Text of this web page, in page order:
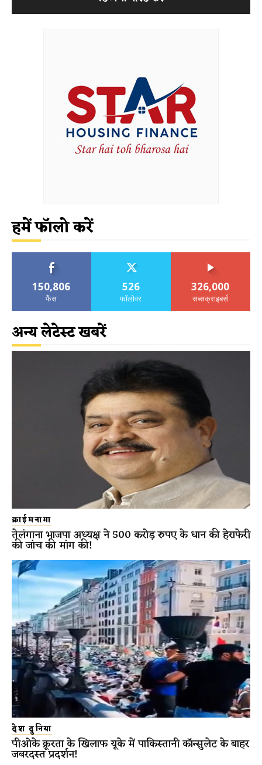
हमें फॉलो करें
150,806
फैंस
526
फॉलोवर
326,000
सब्सक्राइबर्स
अन्य लेटेस्ट खबरें
क्राईमनामा
तेलंगाना भाजपा अध्यक्ष ने 500 करोड़ रुपए के धान की हेराफेरी
की जांच की मांग की!
देश दुनिया
पीओके क्रूरता के खिलाफ यूके में पाकिस्तानी कॉन्सुलेट के बाहर
जबरदस्त प्रदर्शन!